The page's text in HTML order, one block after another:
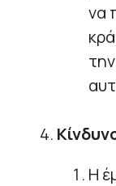
να
4.
Η